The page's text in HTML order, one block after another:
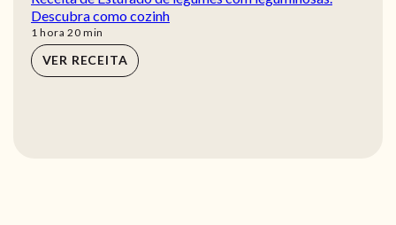
Descubra como cozinh
1 hora
hora 20min
min
VER RECEITA